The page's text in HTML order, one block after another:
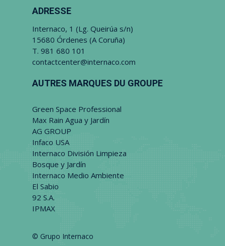
ADRESSE
Internaco, 1 (Lg. Queirúa s/n)
15680 Órdenes (A Coruña)
T. 981 680 101
contactcenter@internaco.com
AUTRES MARQUES DU GROUPE
Green Space Professional
Max Rain Agua y Jardín
AG GROUP
Infaco USA
Internaco División Limpieza
Bosque y Jardín
Internaco Medio Ambiente
El Sabio
92 S.A.
IPMAX
© Grupo Internaco